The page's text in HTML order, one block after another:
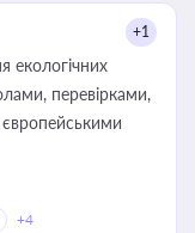
+1
екологічних
перевірками,
європейськими
+4